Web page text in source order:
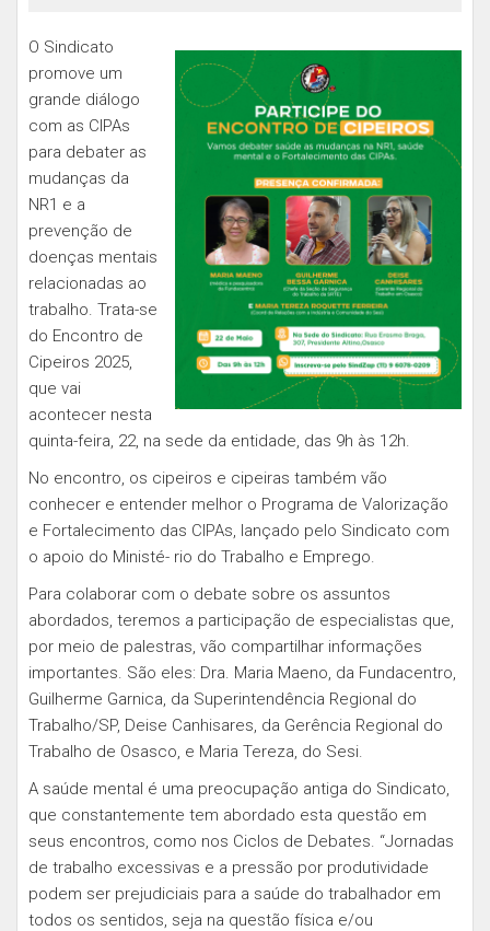
O Sindicato
promove um
grande diálogo
com as CIPAs
para debater as
mudanças da
NR1 e a
prevenção de
doenças mentais
relacionadas ao
trabalho. Trata-se
do Encontro de
Cipeiros 2025,
que vai
acontecer nesta
quinta-feira, 22, na sede da entidade, das 9h às 12h.
No encontro, os cipeiros e cipeiras também vão
conhecer e entender melhor o Programa de Valorização
e Fortalecimento das CIPAs, lançado pelo Sindicato com
o apoio do Ministé- rio do Trabalho e Emprego.
Para colaborar com o debate sobre os assuntos
abordados, teremos a participação de especialistas que,
por meio de palestras, vão compartilhar informações
importantes. São eles: Dra. Maria Maeno, da Fundacentro,
Guilherme Garnica, da Superintendência Regional do
Trabalho/SP, Deise Canhisares, da Gerência Regional do
Trabalho de Osasco, e Maria Tereza, do Sesi.
A saúde mental é uma preocupação antiga do Sindicato,
que constantemente tem abordado esta questão em
seus encontros, como nos Ciclos de Debates. “Jornadas
de trabalho excessivas e a pressão por produtividade
podem ser prejudiciais para a saúde do trabalhador em
todos os sentidos, seja na questão física e/ou